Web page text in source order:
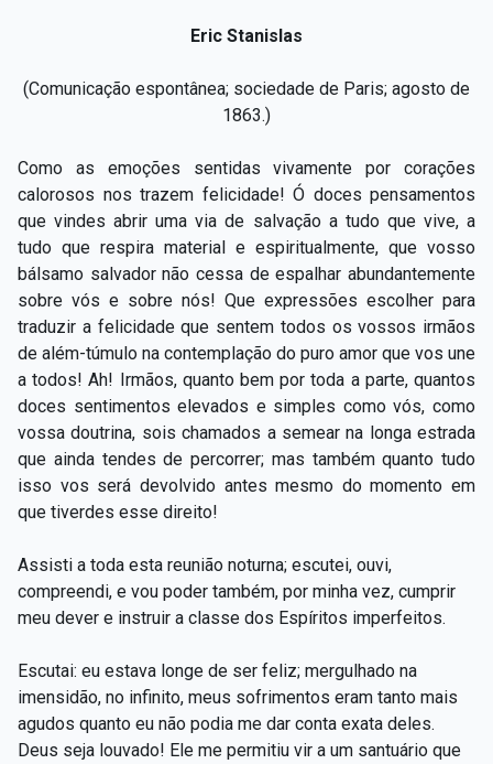
Eric Stanislas
(Comunicação espontânea; sociedade de Paris; agosto de
1863.)
Como as emoções sentidas vivamente por corações
calorosos nos trazem felicidade! Ó doces pensamentos
que vindes abrir uma via de salvação a tudo que vive, a
tudo que respira material e espiritualmente, que vosso
bálsamo salvador não cessa de espalhar abundantemente
sobre vós e sobre nós! Que expressões escolher para
traduzir a felicidade que sentem todos os vossos irmãos
de além-túmulo na contemplação do puro amor que vos une
a todos! Ah! Irmãos, quanto bem por toda a parte, quantos
doces sentimentos elevados e simples como vós, como
vossa doutrina, sois chamados a semear na longa estrada
que ainda tendes de percorrer; mas também quanto tudo
isso vos será devolvido antes mesmo do momento em
que tiverdes esse direito!
Assisti a toda esta reunião noturna; escutei, ouvi,
compreendi, e vou poder também, por minha vez, cumprir
meu dever e instruir a classe dos Espíritos imperfeitos.
Escutai: eu estava longe de ser feliz; mergulhado na
imensidão, no infinito, meus sofrimentos eram tanto mais
agudos quanto eu não podia me dar conta exata deles.
Deus seja louvado! Ele me permitiu vir a um santuário que